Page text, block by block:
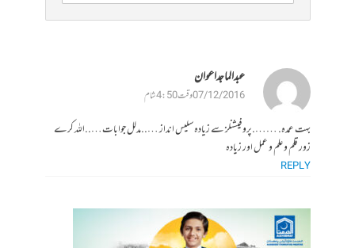
عبدالماجد اعوان
07/12/2016 وقت 4:50 شام
بهت عمدہ. …….پروفیشنلز سے زیادہ سلیس انداز …..مدلل جوابات…..اللہ کرے
زور قلم وعلم و عمل اور زیادہ
REPLY